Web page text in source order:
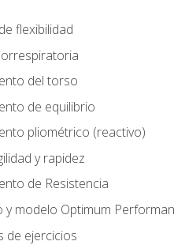
flexibilidad
del torso
de equilibrio
pliométrico (reactivo)
y rapidez
de Resistencia
modelo Optimum
de ejercicios